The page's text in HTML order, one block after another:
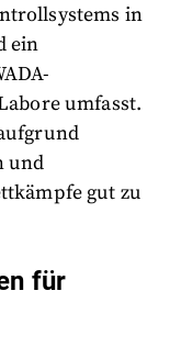
in
ein
umfasst.
und
gut zu
für